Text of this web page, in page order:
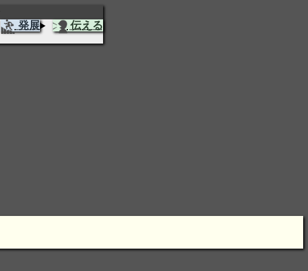
発展 伝える